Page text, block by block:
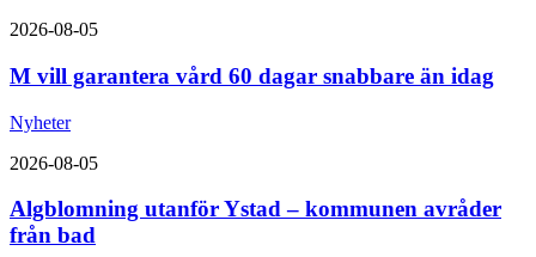
2026-08-05
M vill garantera vård 60 dagar snabbare än idag
Nyheter
2026-08-05
Algblomning utanför Ystad – kommunen avråder
från bad